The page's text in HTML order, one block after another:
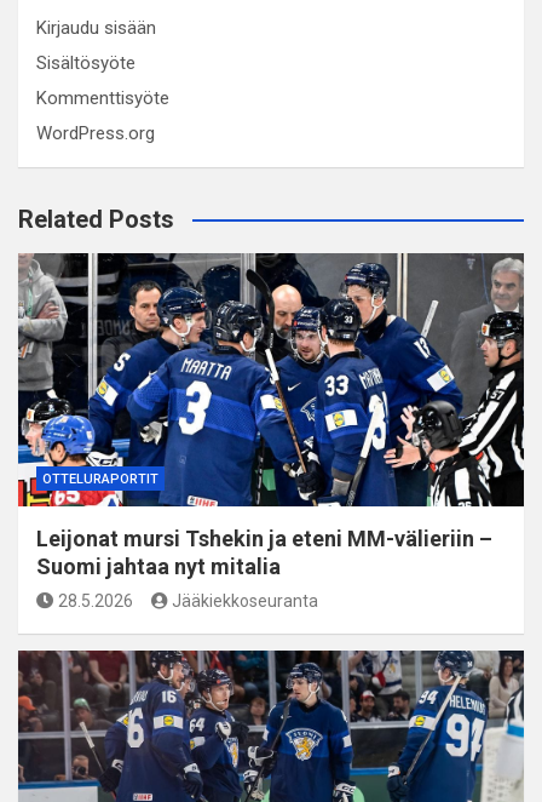
Kirjaudu sisään
Sisältösyöte
Kommenttisyöte
WordPress.org
Related Posts
OTTELURAPORTIT
Leijonat mursi Tshekin ja eteni MM-välieriin –
Suomi jahtaa nyt mitalia
28.5.2026 Jääkiekkoseuranta